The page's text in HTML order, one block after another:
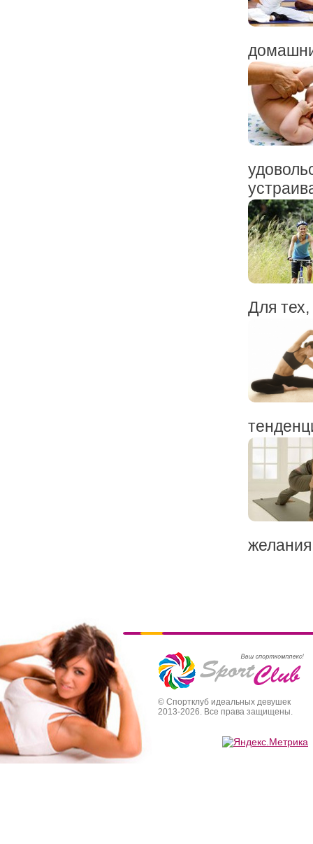
Для тех,
желания
© Спортклуб идеальных девушек
2013-2026. Все права защищены.